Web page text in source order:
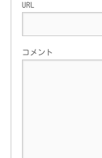
URL
コメント